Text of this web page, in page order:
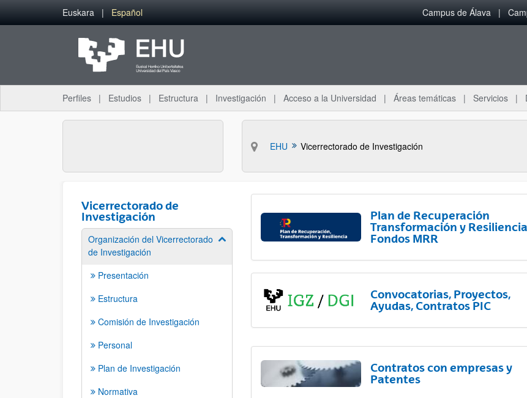
Saltar al contenido principal
Euskara Español Campus de Álava
Perfiles Estudios Estructura Investigación Acceso a la Universidad Áreas temáticas Servicios
EHU Vicerrectorado de Investigación
Vicerrectorado de
Investigación
Organización del Vicerrectorado
de Investigación
Mostrar/ocultar subpáginas
Presentación
Estructura
Comisión de Investigación
Personal
Plan de Investigación
Normativa
Plan de Recuperación
Transformación y
Fondos MRR
Convocatorias, Proyectos,
Ayudas, Contratos PIC
Contratos con empresas y
Patentes